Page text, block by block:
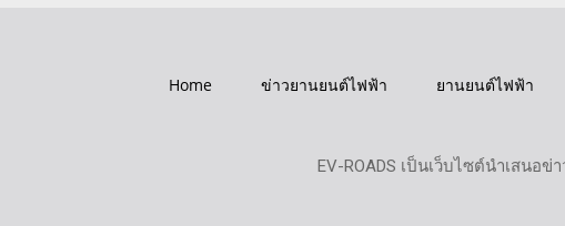
Home ข่าวยานยนต์ไฟฟ้า ยานยนต์ไฟฟ้า
EV-ROADS เป็นเว็บไซต์นำเสน